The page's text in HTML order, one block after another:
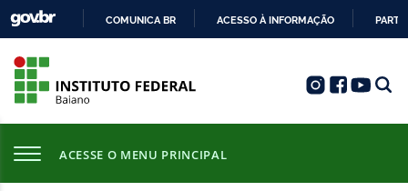
COMUNICA BR ACESSO À INFORMAÇÃO
ACESSE O MENU PRINCIPAL